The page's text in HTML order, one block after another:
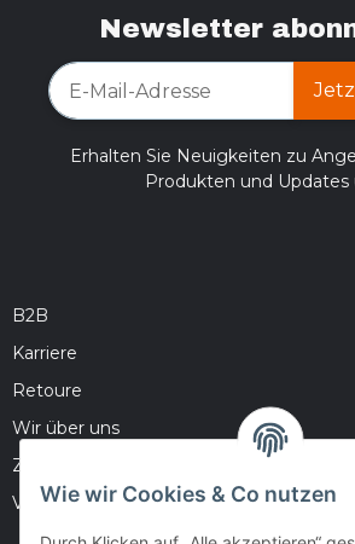
Newsletter
Erhalten Sie Neuigkeiten zu
Produkten und Updates
B2B
Karriere
Retoure
Wir über uns
Zahlungsmöglichkeiten
Versandinformationen
Wie wir Cookies & Co nutzen